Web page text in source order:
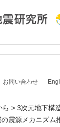
お問い合わせ
ら
3次元地下構
震源メカニズム